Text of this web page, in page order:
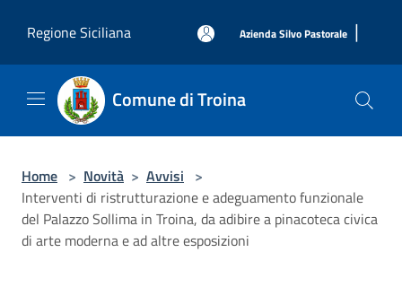
Regione Siciliana
Azienda Silvo Pastorale |
Comune di Troina
Home > Novità > Avvisi >
Interventi di ristrutturazione e adeguamento funzionale
del Palazzo Sollima in Troina, da adibire a pinacoteca civica
di arte moderna e ad altre esposizioni